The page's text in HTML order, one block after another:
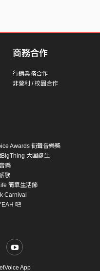
商務合作
行銷業務合作
非營利 / 校園合作
Awards 街聲音樂獎
大團誕生
樂
歌
簡單生活節
Carnival
吧
App